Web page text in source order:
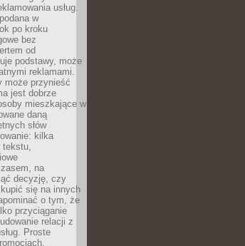
usług.
w
po kroku
bez
od
podstawy, może
reklamami.
może przynieść
jest dobrze
mieszkające w
daną
słów
kilka
tekstu,
na
decyzję, czy
się na innych
o tym, że
przyciąganie
relacji z
Proste